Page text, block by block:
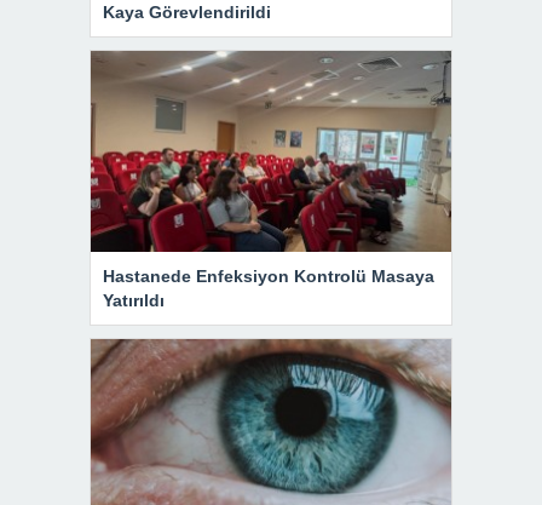
Kaya Görevlendirildi
Hastanede Enfeksiyon Kontrolü Masaya
Yatırıldı